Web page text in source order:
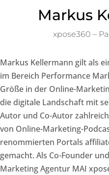
Markus
xpose360 –
Markus Kellermann gilt als
im Bereich Performance
Größe in der Online-
die digitale Landschaft mit
Autor und Co-Autor
von Online-Marketing-
renommierten Portals
gemacht. Als Co-Founder
Marketing Agentur MAI